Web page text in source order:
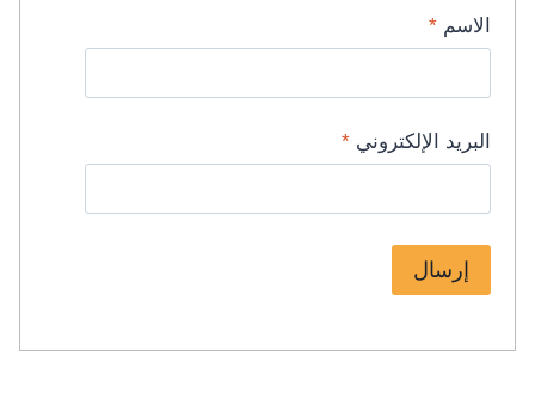
الاسم *
البريد الإلكتروني *